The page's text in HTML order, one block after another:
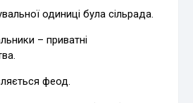
одиниці була сільрада.
– приватні
феод.